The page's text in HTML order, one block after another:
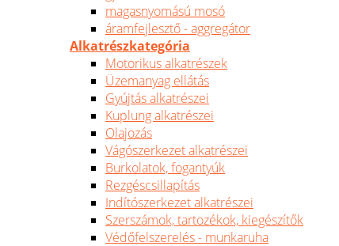
magasnyomású mosó
áramfejlesztő - aggregátor
Alkatrészkategória
Motorikus alkatrészek
Üzemanyag ellátás
Gyújtás alkatrészei
Kuplung alkatrészei
Olajozás
Vágószerkezet alkatrészei
Burkolatok, fogantyúk
Rezgéscsillapítás
Indítószerkezet alkatrészei
Szerszámok, tartozékok, kiegészítők
Védőfelszerelés - munkaruha